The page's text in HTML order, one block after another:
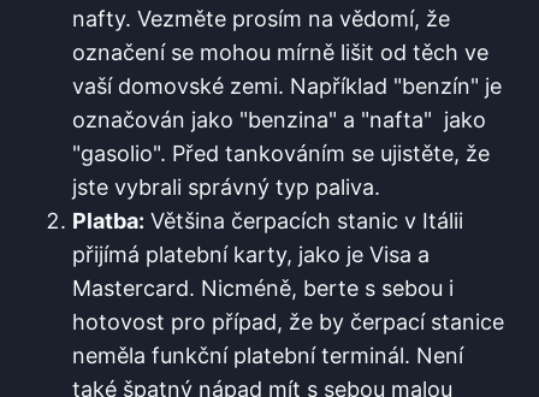
nafty. Vezměte prosím na⁢ vědomí, že
označení se mohou⁤ mírně lišit od⁣ těch ve
vaší domovské zemi. Například "benzín" ⁢je
označován jako "benzina" a "nafta" ⁢ jako ‍
"gasolio". Před tankováním ⁤se ujistěte, že
jste vybrali​ správný typ ‍paliva.
Platba: Většina ​čerpacích stanic ‌v Itálii
přijímá platební ‍karty, jako ‌je Visa a
Mastercard. Nicméně, berte ‍s sebou i​
hotovost pro případ, že by čerpací stanice⁢
neměla funkční platební terminál. Není
také špatný nápad mít s⁣ sebou malou